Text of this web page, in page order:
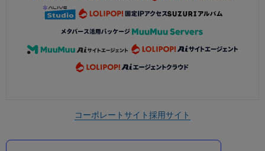
コーポレートサイト採用サイト